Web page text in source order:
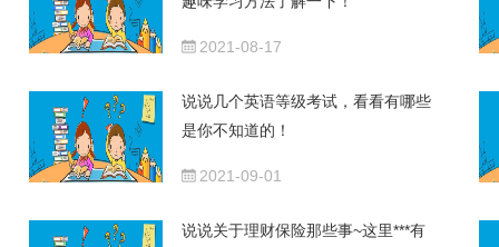
2021-08-17
说说几个英语等级考试，看看有哪些
是你不知道的！
2021-09-01
说说关于理财保险那些事~这里***有